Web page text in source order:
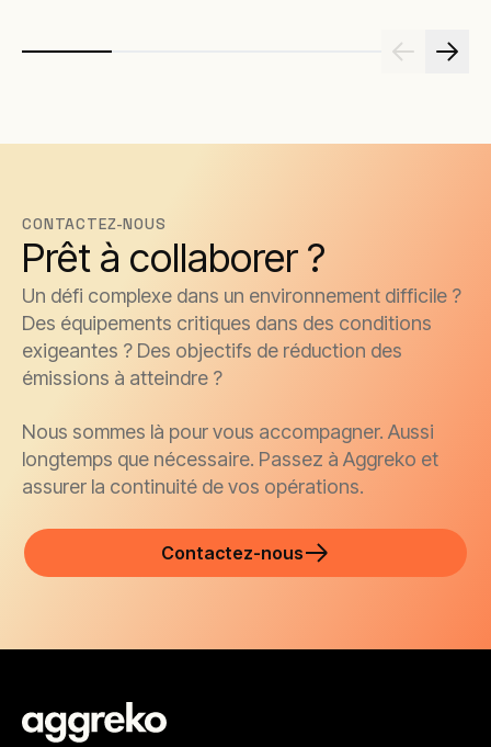
CONTACTEZ-NOUS
Prêt à collaborer ?
Un défi complexe dans un environnement difficile ?
Des équipements critiques dans des conditions
exigeantes ? Des objectifs de réduction des
émissions à atteindre ?
Nous sommes là pour vous accompagner. Aussi
longtemps que nécessaire. Passez à Aggreko et
assurer la continuité de vos opérations.
Contactez-nous